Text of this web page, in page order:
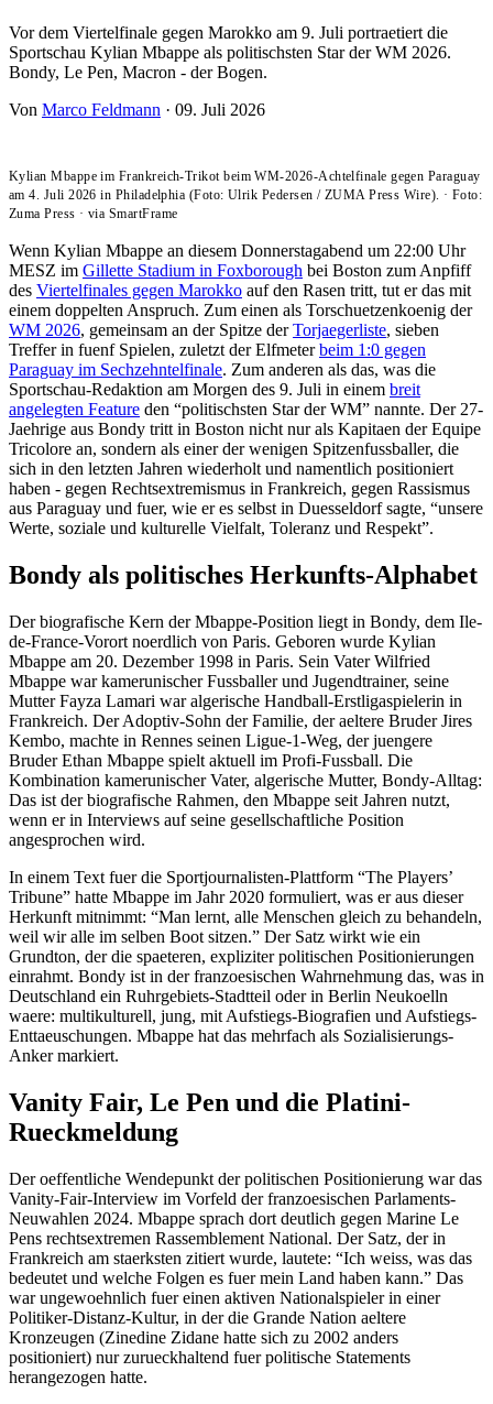
Vor dem Viertelfinale gegen Marokko am 9. Juli portraetiert die
Sportschau Kylian Mbappe als politischsten Star der WM 2026.
Bondy, Le Pen, Macron - der Bogen.
Von Marco Feldmann · 09. Juli 2026
Kylian Mbappe im Frankreich-Trikot beim WM-2026-Achtelfinale gegen Paraguay
am 4. Juli 2026 in Philadelphia (Foto: Ulrik Pedersen / ZUMA Press Wire). ·Foto:
Zuma Press · via SmartFrame
Wenn Kylian Mbappe an diesem Donnerstagabend um 22:00 Uhr
MESZ im Gillette Stadium in Foxborough bei Boston zum Anpfiff
des Viertelfinales gegen Marokko auf den Rasen tritt, tut er das mit
einem doppelten Anspruch. Zum einen als Torschuetzenkoenig der
WM 2026, gemeinsam an der Spitze derTorjaegerliste, sieben
Treffer in fuenf Spielen, zuletzt der Elfmeterbeim 1:0 gegen
Paraguay im Sechzehntelfinale. Zum anderen als das, was die
Sportschau-Redaktion am Morgen des 9. Juli in einem breit
angelegten Feature den “politischsten Star der WM” nannte. Der 27-
Jaehrige aus Bondy tritt in Boston nicht nur als Kapitaen der Equipe
Tricolore an, sondern als einer der wenigen Spitzenfussballer, die
sich in den letzten Jahren wiederholt und namentlich positioniert
haben - gegen Rechtsextremismus in Frankreich, gegen Rassismus
aus Paraguay und fuer, wie er es selbst in Duesseldorf sagte, “unsere
Werte, soziale und kulturelle Vielfalt, Toleranz und Respekt”.
Bondy als politisches Herkunfts-Alphabet
Der biografische Kern der Mbappe-Position liegt in Bondy, dem Ile-
de-France-Vorort noerdlich von Paris. Geboren wurde Kylian
Mbappe am 20. Dezember 1998 in Paris. Sein Vater Wilfried
Mbappe war kamerunischer Fussballer und Jugendtrainer, seine
Mutter Fayza Lamari war algerische Handball-Erstligaspielerin in
Frankreich. Der Adoptiv-Sohn der Familie, der aeltere Bruder Jires
Kembo, machte in Rennes seinen Ligue-1-Weg, der juengere
Bruder Ethan Mbappe spielt aktuell im Profi-Fussball. Die
Kombination kamerunischer Vater, algerische Mutter, Bondy-Alltag:
Das ist der biografische Rahmen, den Mbappe seit Jahren nutzt,
wenn er in Interviews auf seine gesellschaftliche Position
angesprochen wird.
In einem Text fuer die Sportjournalisten-Plattform “The Players’
Tribune” hatte Mbappe im Jahr 2020 formuliert, was er aus dieser
Herkunft mitnimmt: “Man lernt, alle Menschen gleich zu behandeln,
weil wir alle im selben Boot sitzen.” Der Satz wirkt wie ein
Grundton, der die spaeteren, expliziter politischen Positionierungen
einrahmt. Bondy ist in der franzoesischen Wahrnehmung das, was in
Deutschland ein Ruhrgebiets-Stadtteil oder in Berlin Neukoelln
waere: multikulturell, jung, mit Aufstiegs-Biografien und Aufstiegs-
Enttaeuschungen. Mbappe hat das mehrfach als Sozialisierungs-
Anker markiert.
Vanity Fair, Le Pen und die Platini-
Rueckmeldung
Der oeffentliche Wendepunkt der politischen Positionierung war das
Vanity-Fair-Interview im Vorfeld der franzoesischen Parlaments-
Neuwahlen 2024. Mbappe sprach dort deutlich gegen Marine Le
Pens rechtsextremen Rassemblement National. Der Satz, der in
Frankreich am staerksten zitiert wurde, lautete: “Ich weiss, was das
bedeutet und welche Folgen es fuer mein Land haben kann.” Das
war ungewoehnlich fuer einen aktiven Nationalspieler in einer
Politiker-Distanz-Kultur, in der die Grande Nation aeltere
Kronzeugen (Zinedine Zidane hatte sich zu 2002 anders
positioniert) nur zurueckhaltend fuer politische Statements
herangezogen hatte.